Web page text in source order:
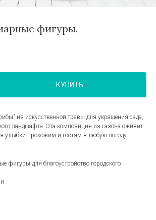
фигуры.
КУПИТЬ
из искусственной травы для украшения сада,
ландшафта. Эта композиция из газона оживит
улыбки прохожим и гостям в любую погоду.
фигуры для благоустройство городского